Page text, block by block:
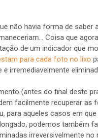
não havia forma de saber
Coisa que
de um indicador que
para cada foto no lixo
irremediavelmente
(antes do final deste
facilmente recuperar as
para aqueles casos em
podemos também
irreversivelmente no